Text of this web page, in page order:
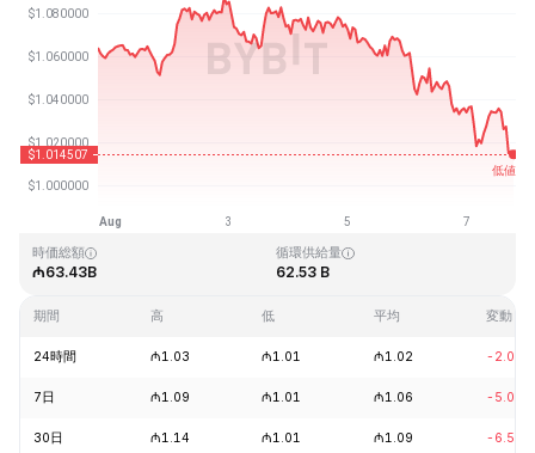
₼0.002686
時価総額
₼63.43B
循環供給量
62.53 B
期間 高 低 平均 変動
24時間 ₼1.03 ₼1.01 ₼1.02 -2.06%
7日 ₼1.09 ₼1.01 ₼1.06 -5.07%
30日 ₼1.14 ₼1.01 ₼1.09 -6.55%